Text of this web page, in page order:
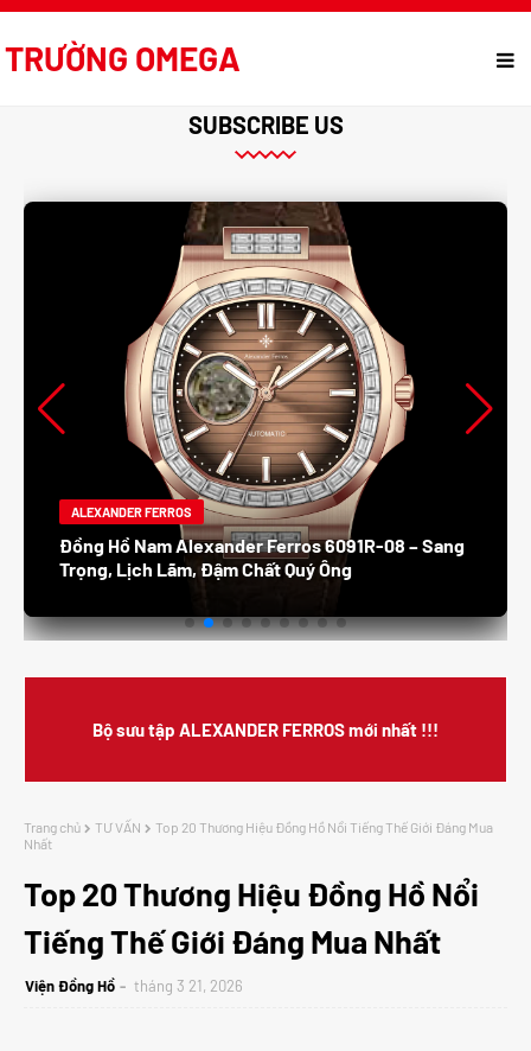
TRƯỜNG OMEGA
SUBSCRIBE US
ALEXANDER FERROS
Đồng Hồ Nam Alexander Ferros 6091R-08 – Sang
Trọng, Lịch Lãm, Đậm Chất Quý Ông
Bộ sưu tập ALEXANDER FERROS mới nhất !!!
Trang chủ TƯ VẤN
Top 20 Thương Hiệu Đồng Hồ Nổi Tiếng Thế Giới Đáng Mua
Nhất
Top 20 Thương Hiệu Đồng Hồ Nổi
Tiếng Thế Giới Đáng Mua Nhất
Viện Đồng Hồ tháng 3 21, 2026